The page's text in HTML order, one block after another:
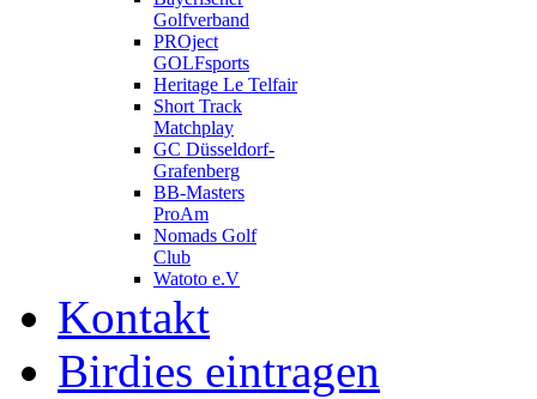
Golfverband
PROject
GOLFsports
Heritage Le Telfair
Short Track
Matchplay
GC Düsseldorf-
Grafenberg
BB-Masters
ProAm
Nomads Golf
Club
Watoto e.V
Kontakt
Birdies eintragen